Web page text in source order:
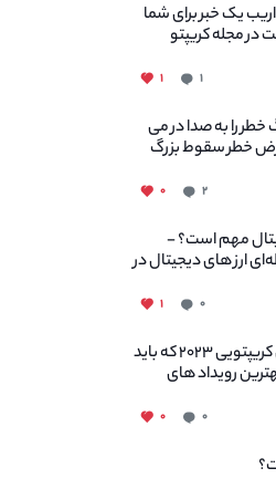
یک خبر برای شما
در مجله کریپتو
۱ ۱
را به صدا در می
خطر سقوط بزرگ
۲ ۰
مهم است؟ -
ارز های دیجیتال در
۰ ۱
مهم ترین رویداد های کریپتویی ۲۰۲۳ که باید
رویداد های
۰ ۰